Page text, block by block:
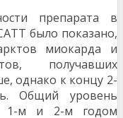
препарата в
было показано,
миокарда и
получавших
однако к концу 2-
Общий уровень
1-м и 2-м годом